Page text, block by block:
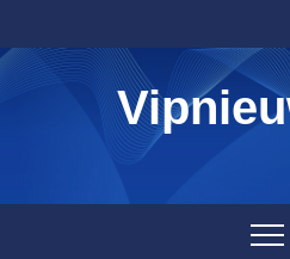
to
content